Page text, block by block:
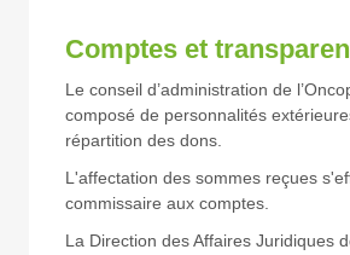
Comptes et
Le conseil d’administration de
composé de personnalités
répartition des dons.
L'affectation des sommes reçues
commissaire aux comptes.
La Direction des Affaires Juridiques